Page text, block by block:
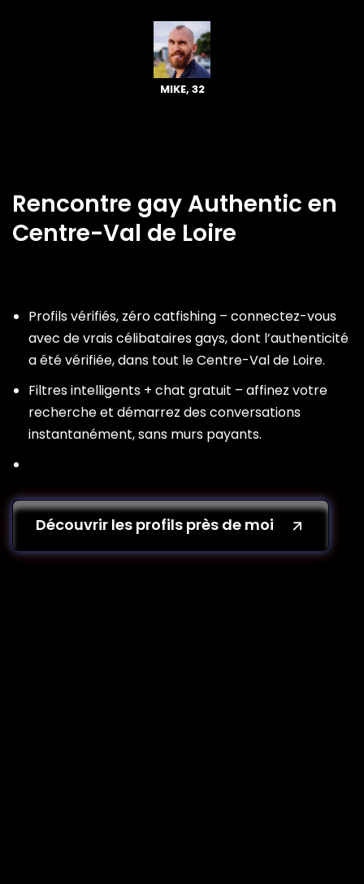
MIKE, 32
Rencontre gay Authentic en
Centre-Val de Loire
Profils vérifiés, zéro catfishing – connectez-vous
avec de vrais célibataires gays, dont l’authenticité
a été vérifiée, dans tout le Centre-Val de Loire.
Filtres intelligents + chat gratuit – affinez votre
recherche et démarrez des conversations
instantanément, sans murs payants.
Découvrir les profils près de moi